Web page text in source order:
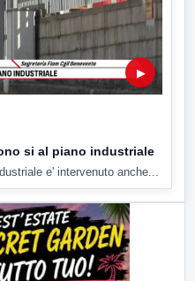
▶
si al piano industriale
e' intervenuto anche...